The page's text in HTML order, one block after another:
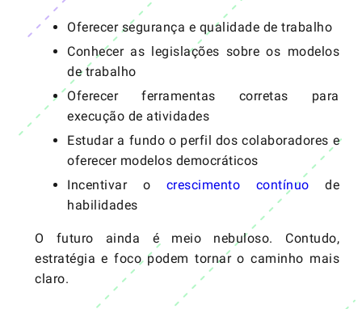
Oferecer segurança e qualidade de trabalho
Conhecer as legislações sobre os modelos
de trabalho
Oferecer ferramentas corretas para
execução de atividades
Estudar a fundo o perfil dos colaboradores e
oferecer modelos democráticos
Incentivar o
crescimento contínuo de
habilidades
O futuro ainda é meio nebuloso. Contudo,
estratégia e foco podem tornar o caminho mais
claro.